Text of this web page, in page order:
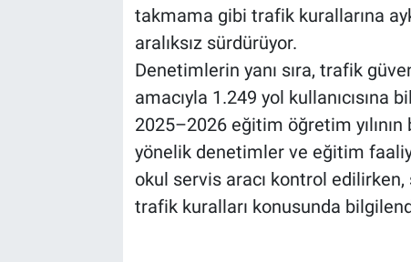
takmama gibi trafik kurallarına
aralıksız sürdürüyor.
Denetimlerin yanı sıra, trafik
amacıyla 1.249 yol kullanıcısına
2025–2026 eğitim öğretim
yönelik denetimler ve eğitim
okul servis aracı kontrol
trafik kuralları konusunda
BİLİM VE TEKNOLOJİ